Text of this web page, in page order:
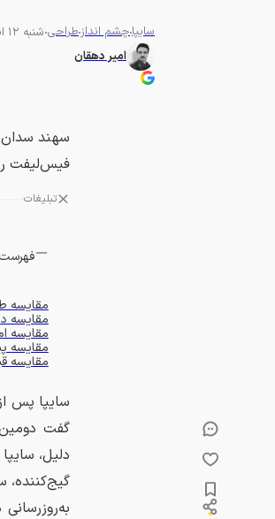
سایپاچشم اندازطراحی شنبه 12 اسفند 1402 - 11:00
امیر دهقان
سهند سدان
فیس‌لیفت
تبلیغات
مقایسه
مقایسه
مقایسه
مقایسه
مقایسه
سایپا پس
گفت
دلیل،